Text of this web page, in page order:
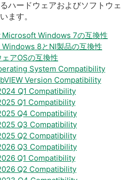
ハードウェアおよびソフトウェ
ます。
Microsoft Windows 7の互換性
8とNI製品の互換性
アOSの互換性
System Compatibility
Version Compatibility
Q1 Compatibility
Q1 Compatibility
Q4 Compatibility
Q3 Compatibility
Q2 Compatibility
Q3 Compatibility
Q1 Compatibility
Q2 Compatibility